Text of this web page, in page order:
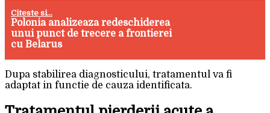
Citeste si...
Polonia analizeaza redeschiderea
unui punct de trecere a frontierei
cu Belarus
Dupa stabilirea diagnosticului, tratamentul va fi
adaptat in functie de cauza identificata.